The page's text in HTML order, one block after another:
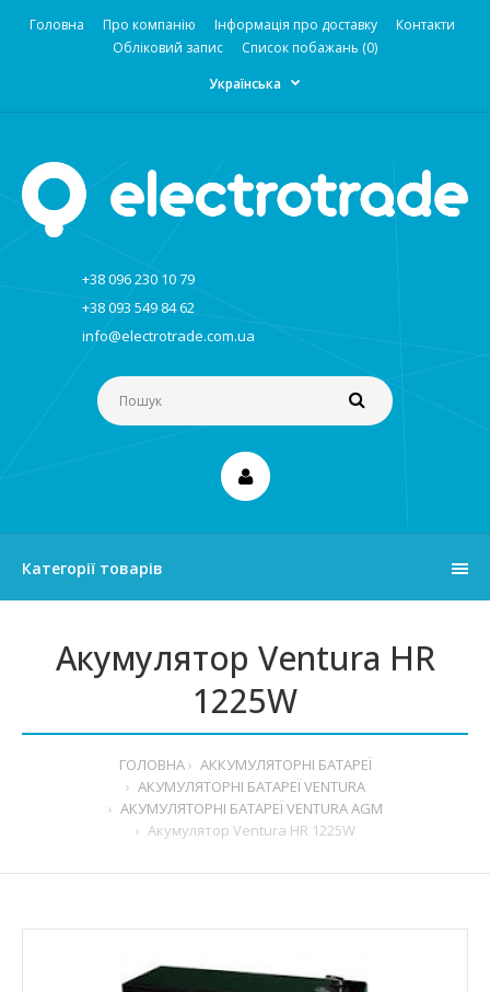
Головна Про компанію Інформація про доставку
Контакти
Обліковий запис
Список побажань (0)
Українська
+38 096 230 10 79
+38 093 549 84 62
info@electrotrade.com.ua
Категорії товарів
Акумулятор Ventura HR
1225W
ГОЛОВНА
АККУМУЛЯТОРНІ БАТАРЕЇ
АКУМУЛЯТОРНІ БАТАРЕЇ VENTURA
АКУМУЛЯТОРНІ БАТАРЕЇ VENTURA AGM
Акумулятор Ventura HR 1225W